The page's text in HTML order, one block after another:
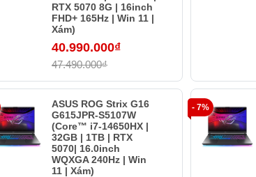
RTX 5070 8G | 16inch
FHD+ 165Hz | Win 11 |
Xám)
40.990.000₫
47.490.000₫
ASUS ROG Strix G16
G615JPR-S5107W
(Core™ i7-14650HX |
32GB | 1TB | RTX
5070| 16.0inch
WQXGA 240Hz | Win
11 | Xám)
- 7%